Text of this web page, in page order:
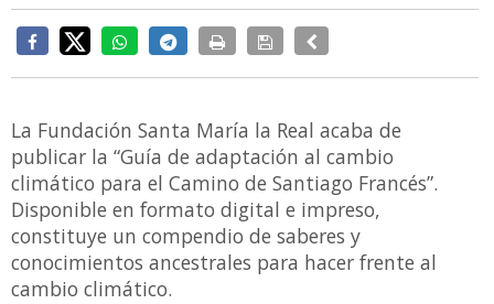
La Fundación Santa María la Real acaba de
publicar la “Guía de adaptación al cambio
climático para el Camino de Santiago Francés”.
Disponible en formato digital e impreso,
constituye un compendio de saberes y
conocimientos ancestrales para hacer frente al
cambio climático.